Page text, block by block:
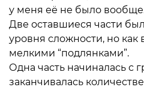
у меня её не было
Две оставшиеся части
уровня сложности, но как
мелкими “подлянками”.
Одна часть начиналась с
заканчивалась